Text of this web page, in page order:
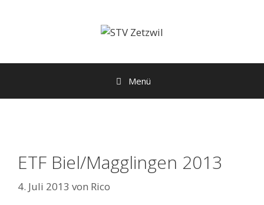
Menü
ETF Biel/Magglingen 2013
4. Juli 2013 von Rico